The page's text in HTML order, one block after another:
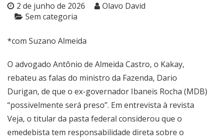
2 de junho de 2026
Olavo David
Sem categoria
*com Suzano Almeida
O advogado Antônio de Almeida Castro, o Kakay,
rebateu as falas do ministro da Fazenda, Dario
Durigan, de que o ex-governador Ibaneis Rocha (MDB)
“possivelmente será preso”. Em entrevista à revista
Veja, o titular da pasta federal considerou que o
emedebista tem responsabilidade direta sobre o